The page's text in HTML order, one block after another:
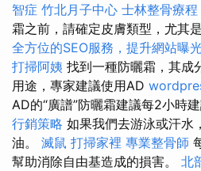
智症 竹北月子中心 士林整骨療程
霜之前，請確定皮膚類型，尤其
全方位的SEO服務，提升網站曝
打掃阿姨 找到一種防曬霜，其成
用途，專家建議使用AD
AD的“廣譜”防曬霜建議每2小時
行銷策略 如果我們去游泳或汗水
油。 滅鼠 打掃家裡 專業整骨師
幫助消除自由基造成的損害。 北